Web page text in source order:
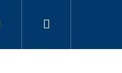
PrihlásenieNákupný